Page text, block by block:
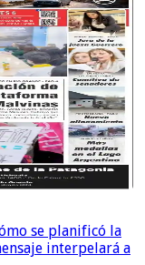
se planificó la
interpelará a